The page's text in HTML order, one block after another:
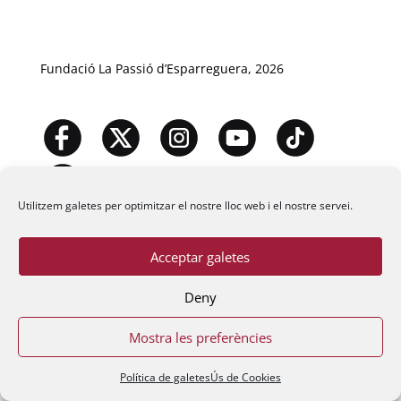
Utilitzem galetes per optimitzar el nostre lloc web i el nostre servei.
Acceptar galetes
Deny
Mostra les preferències
Política de galetesÚs de Cookies
Fundació La Passió d’Esparreguera, 2026